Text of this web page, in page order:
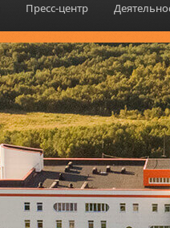
Пресс-центр